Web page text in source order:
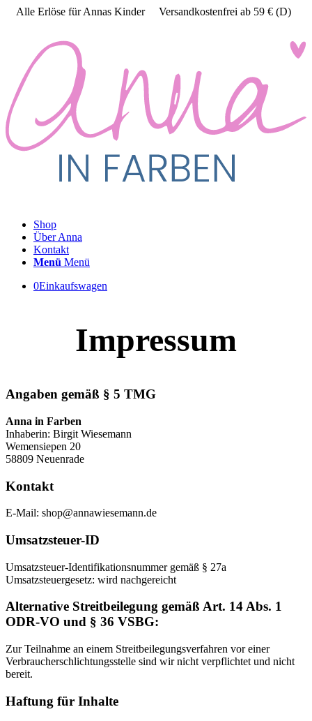
Alle Erlöse für Annas Kinder Versandkostenfrei ab 59 € (D)
Shop
Über Anna
Kontakt
Menü Menü
0Einkaufswagen
Impressum
Angaben gemäß § 5 TMG
Anna in Farben
Inhaberin: Birgit Wiesemann
Wemensiepen 20
58809 Neuenrade
Kontakt
E-Mail: shop@annawiesemann.de
Umsatzsteuer-ID
Umsatzsteuer-Identifikationsnummer gemäß § 27a
Umsatzsteuergesetz: wird nachgereicht
Alternative Streitbeilegung gemäß Art. 14 Abs. 1
ODR-VO und § 36 VSBG:
Zur Teilnahme an einem Streitbeilegungsverfahren vor einer
Verbraucherschlichtungsstelle sind wir nicht verpflichtet und nicht
bereit.
Haftung für Inhalte